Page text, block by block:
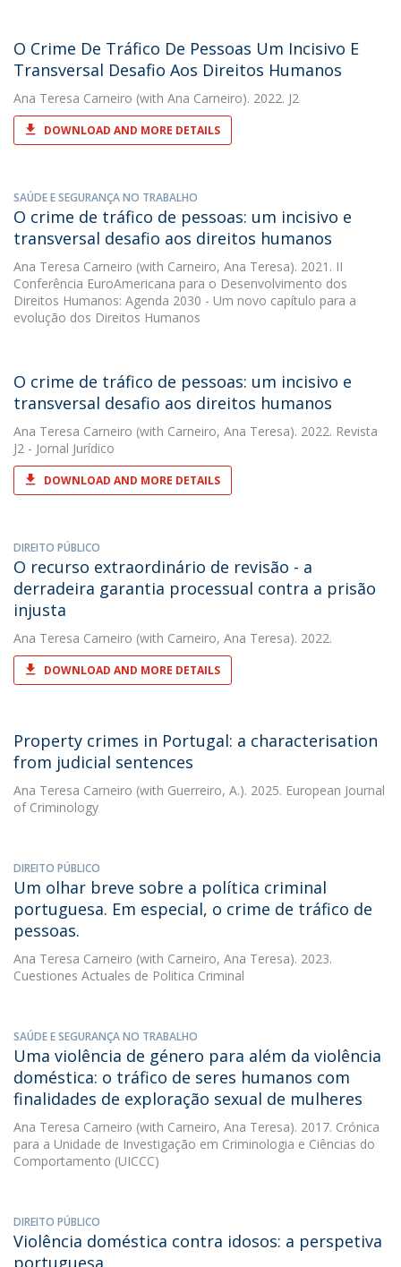
O Crime De Tráfico De Pessoas Um Incisivo E
Transversal Desafio Aos Direitos Humanos
Ana Teresa Carneiro (with Ana Carneiro). 2022. J2
DOWNLOAD AND MORE DETAILS
SAÚDE E SEGURANÇA NO TRABALHO
O crime de tráfico de pessoas: um incisivo e
transversal desafio aos direitos humanos
Ana Teresa Carneiro (with Carneiro, Ana Teresa). 2021. II
Conferência EuroAmericana para o Desenvolvimento dos
Direitos Humanos: Agenda 2030 - Um novo capítulo para a
evolução dos Direitos Humanos
O crime de tráfico de pessoas: um incisivo e
transversal desafio aos direitos humanos
Ana Teresa Carneiro (with Carneiro, Ana Teresa). 2022. Revista
J2 - Jornal Jurídico
DOWNLOAD AND MORE DETAILS
DIREITO PÚBLICO
O recurso extraordinário de revisão - a
derradeira garantia processual contra a prisão
injusta
Ana Teresa Carneiro (with Carneiro, Ana Teresa). 2022.
DOWNLOAD AND MORE DETAILS
Property crimes in Portugal: a characterisation
from judicial sentences
Ana Teresa Carneiro (with Guerreiro, A.). 2025. European Journal
of Criminology
DIREITO PÚBLICO
Um olhar breve sobre a política criminal
portuguesa. Em especial, o crime de tráfico de
pessoas.
Ana Teresa Carneiro (with Carneiro, Ana Teresa). 2023.
Cuestiones Actuales de Politica Criminal
SAÚDE E SEGURANÇA NO TRABALHO
Uma violência de género para além da violência
doméstica: o tráfico de seres humanos com
finalidades de exploração sexual de mulheres
Ana Teresa Carneiro (with Carneiro, Ana Teresa). 2017. Crónica
para a Unidade de Investigação em Criminologia e Ciências do
Comportamento (UICCC)
DIREITO PÚBLICO
Violência doméstica contra idosos: a perspetiva
portuguesa